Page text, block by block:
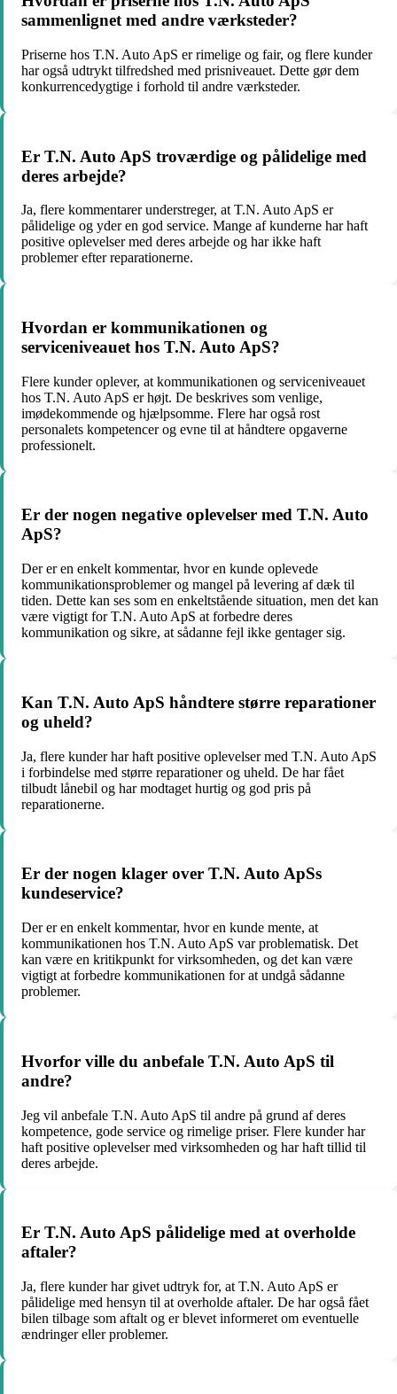
sammenlignet med andre værksteder?
Priserne hos T.N. Auto ApS er rimelige og fair, og flere kunder
har også udtrykt tilfredshed med prisniveauet. Dette gør dem
konkurrencedygtige i forhold til andre værksteder.
Er T.N. Auto ApS troværdige og pålidelige med
deres arbejde?
Ja, flere kommentarer understreger, at T.N. Auto ApS er
pålidelige og yder en god service. Mange af kunderne har haft
positive oplevelser med deres arbejde og har ikke haft
problemer efter reparationerne.
Hvordan er kommunikationen og
serviceniveauet hos T.N. Auto ApS?
Flere kunder oplever, at kommunikationen og serviceniveauet
hos T.N. Auto ApS er højt. De beskrives som venlige,
imødekommende og hjælpsomme. Flere har også rost
personalets kompetencer og evne til at håndtere opgaverne
professionelt.
Er der nogen negative oplevelser med T.N. Auto
ApS?
Der er en enkelt kommentar, hvor en kunde oplevede
kommunikationsproblemer og mangel på levering af dæk til
tiden. Dette kan ses som en enkeltstående situation, men det kan
være vigtigt for T.N. Auto ApS at forbedre deres
kommunikation og sikre, at sådanne fejl ikke gentager sig.
Kan T.N. Auto ApS håndtere større reparationer
og uheld?
Ja, flere kunder har haft positive oplevelser med T.N. Auto ApS
i forbindelse med større reparationer og uheld. De har fået
tilbudt lånebil og har modtaget hurtig og god pris på
reparationerne.
Er der nogen klager over T.N. Auto ApSs
kundeservice?
Der er en enkelt kommentar, hvor en kunde mente, at
kommunikationen hos T.N. Auto ApS var problematisk. Det
kan være en kritikpunkt for virksomheden, og det kan være
vigtigt at forbedre kommunikationen for at undgå sådanne
problemer.
Hvorfor ville du anbefale T.N. Auto ApS til
andre?
Jeg vil anbefale T.N. Auto ApS til andre på grund af deres
kompetence, gode service og rimelige priser. Flere kunder har
haft positive oplevelser med virksomheden og har haft tillid til
deres arbejde.
Er T.N. Auto ApS pålidelige med at overholde
aftaler?
Ja, flere kunder har givet udtryk for, at T.N. Auto ApS er
pålidelige med hensyn til at overholde aftaler. De har også fået
bilen tilbage som aftalt og er blevet informeret om eventuelle
ændringer eller problemer.